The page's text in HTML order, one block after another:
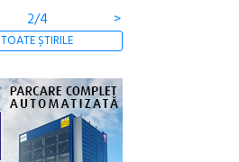
2/4 >
TOATE ȘTIRILE